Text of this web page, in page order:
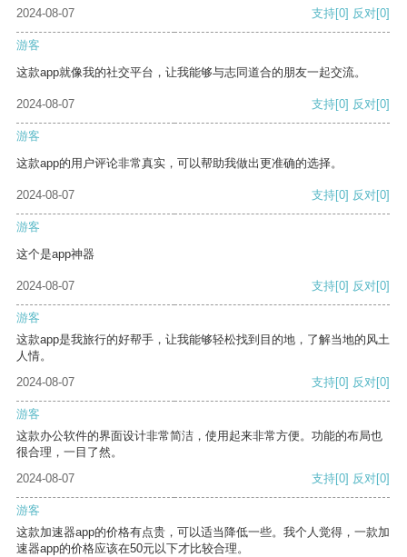
2024-08-07 支持[0] 反对[0]
游客
这款app就像我的社交平台，让我能够与志同道合的朋友一起交流。
2024-08-07 支持[0] 反对[0]
游客
这款app的用户评论非常真实，可以帮助我做出更准确的选择。
2024-08-07 支持[0] 反对[0]
游客
这个是app神器
2024-08-07 支持[0] 反对[0]
游客
这款app是我旅行的好帮手，让我能够轻松找到目的地，了解当地的风土
人情。
2024-08-07
支持[0] 反对[0]
游客
这款办公软件的界面设计非常简洁，使用起来非常方便。功能的布局也
很合理，一目了然。
2024-08-07
支持[0] 反对[0]
游客
这款加速器app的价格有点贵，可以适当降低一些。我个人觉得，一款加
速器app的价格应该在50元以下才比较合理。